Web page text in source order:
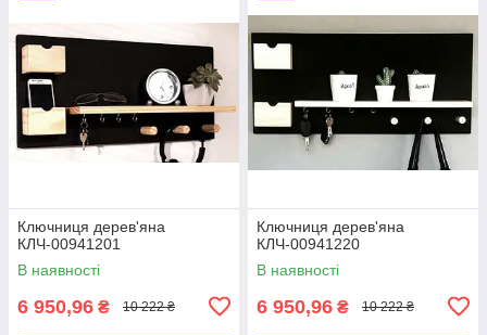
Ключниця дерев'яна
КЛЧ-00941201
В наявності
6 950,96 ₴ 10 222 ₴
Ключниця дерев'яна
КЛЧ-00941220
В наявності
6 950,96 ₴ 10 222 ₴